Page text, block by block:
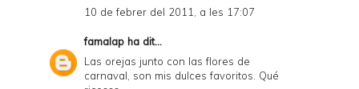
10 de febrer del 2011, a les 17:07
famalap ha dit...
Las orejas junto con las flores de
carnaval, son mis dulces favoritos. Qué